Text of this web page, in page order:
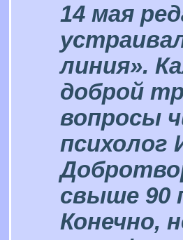
14 мая
линия».
доброй
вопросы
психолог
свыше 90
Конечно,